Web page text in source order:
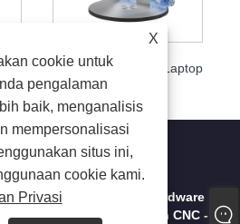
Memutar Dudukan Laptop
X
cookie untuk
pengalaman
baik, menganalisis
mempersonalisasi
situs ini,
cookie kami.
Privasi
Hongtai Electronic Hardware
Stamping Logam, Mesin CNC -